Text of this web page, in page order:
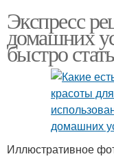
Экспресс
домашних
быстро
Иллюстративное